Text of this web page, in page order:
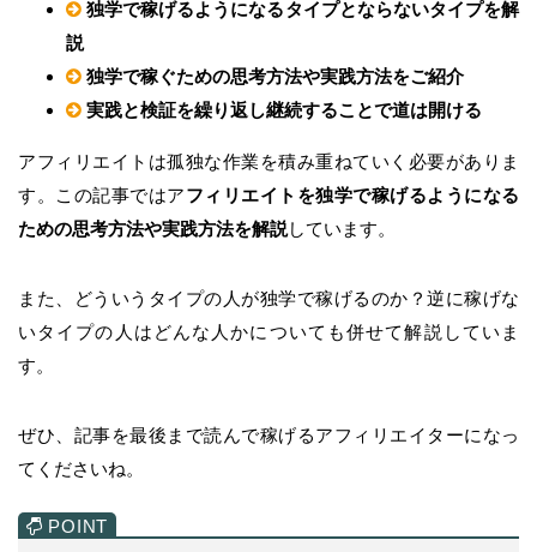
独学で稼げるようになるタイプとならないタイプを解
説
独学で稼ぐための思考方法や実践方法をご紹介
実践と検証を繰り返し継続することで道は開ける
アフィリエイトは孤独な作業を積み重ねていく必要がありま
す。この記事ではアフィリエイトを独学で稼げるようになる
ための思考方法や実践方法を解説しています。
また、どういうタイプの人が独学で稼げるのか？逆に稼げな
いタイプの人はどんな人かについても併せて解説していま
す。
ぜひ、記事を最後まで読んで稼げるアフィリエイターになっ
てくださいね。